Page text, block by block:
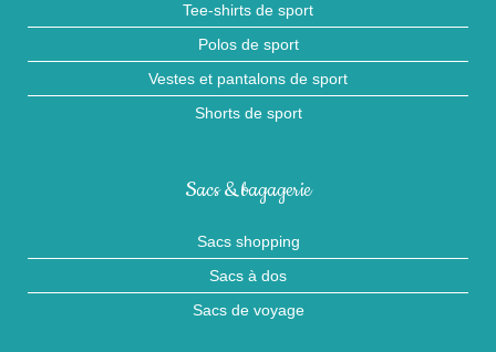
Tee-shirts de sport
Polos de sport
Vestes et pantalons de sport
Shorts de sport
Sacs & bagagerie
Sacs shopping
Sacs à dos
Sacs de voyage